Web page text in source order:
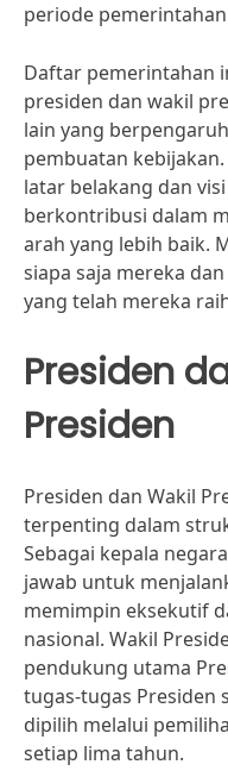
periode
Daftar pemerintahan
presiden dan wakil
lain yang
pembuatan
latar belakang dan
berkontribusi dalam
arah yang lebih baik.
siapa saja mereka
yang telah mereka
Presiden
Presiden
Presiden dan Wakil
terpenting dalam
Sebagai kepala
jawab untuk
memimpin eksekutif
nasional. Wakil
pendukung utama
tugas-tugas Presiden
dipilih melalui
setiap lima tahun.